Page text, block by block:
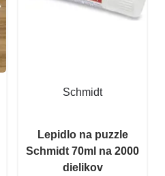
Schmidt
Lepidlo na puzzle
Schmidt 70ml na 2000
dielikov